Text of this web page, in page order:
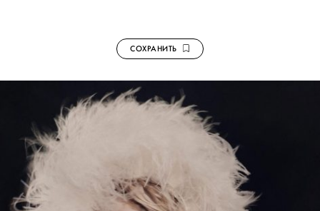
СОХРАНИТЬ